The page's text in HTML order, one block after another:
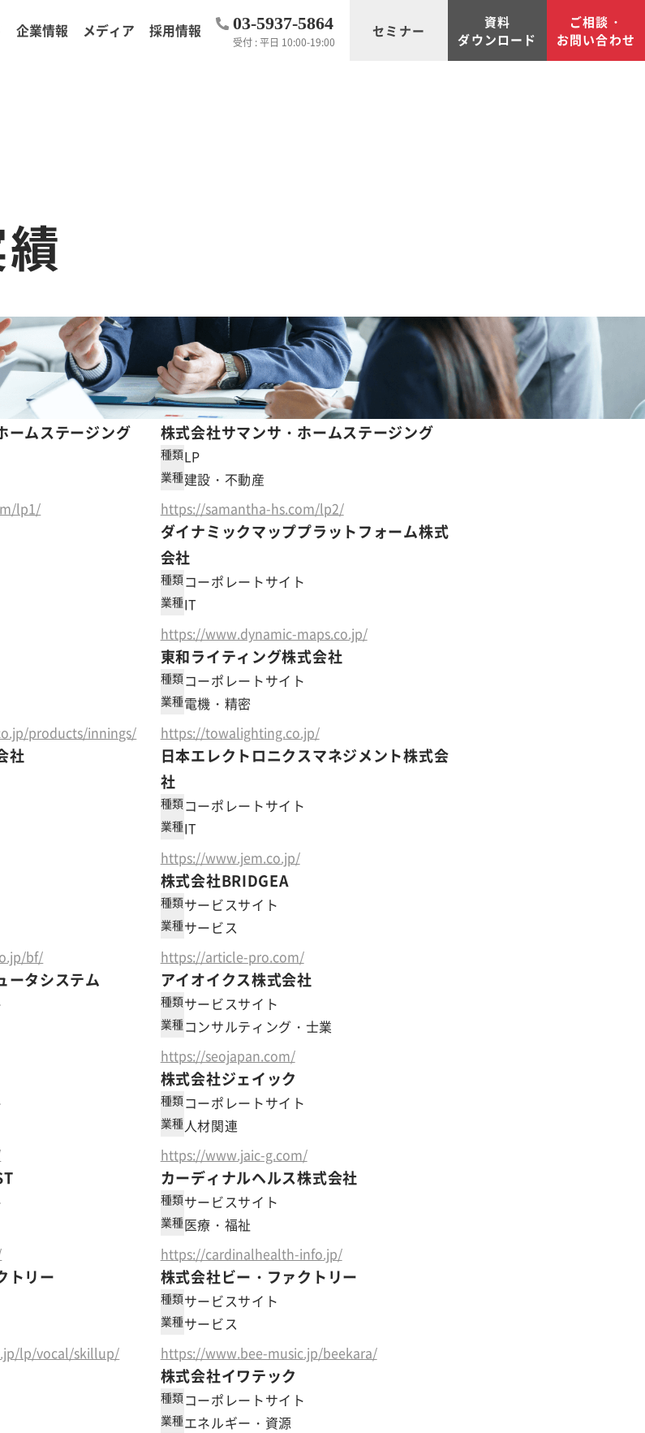
企業情報 メディア 採用情報 03-5937-5864
受付 : 平日 10:00-19:00
セミナー
資料
ダウンロード
ご相談・
お問い合わせ
ームステージング
lp1/
株式会社サマンサ・ホームステージング
種類LP
業種建設・不動産
https://samantha-hs.com/lp2/
ダイナミックマッププラットフォーム株式
会社
種類コーポレートサイト
業種IT
https://www.dynamic-maps.co.jp/
products/innings/
東和ライティング株式会社
種類コーポレートサイト
業種電機・精密
https://towalighting.co.jp/
社
日本エレクトロニクスマネジメント株式会
社
種類コーポレートサイト
業種IT
https://www.jem.co.jp/
bf/
株式会社BRIDGEA
種類サービスサイト
業種サービス
https://article-pro.com/
ータシステム アイオイクス株式会社
種類サービスサイト
業種コンサルティング・士業
https://seojapan.com/
株式会社ジェイック
種類コーポレートサイト
業種人材関連
https://www.jaic-g.com/
カーディナルヘルス株式会社
種類サービスサイト
業種医療・福祉
https://cardinalhealth-info.jp/
トリー
lp/vocal/skillup/
株式会社ビー・ファクトリー
種類サービスサイト
業種サービス
https://www.bee-music.jp/beekara/
株式会社イワテック
種類コーポレートサイト
業種エネルギー・資源